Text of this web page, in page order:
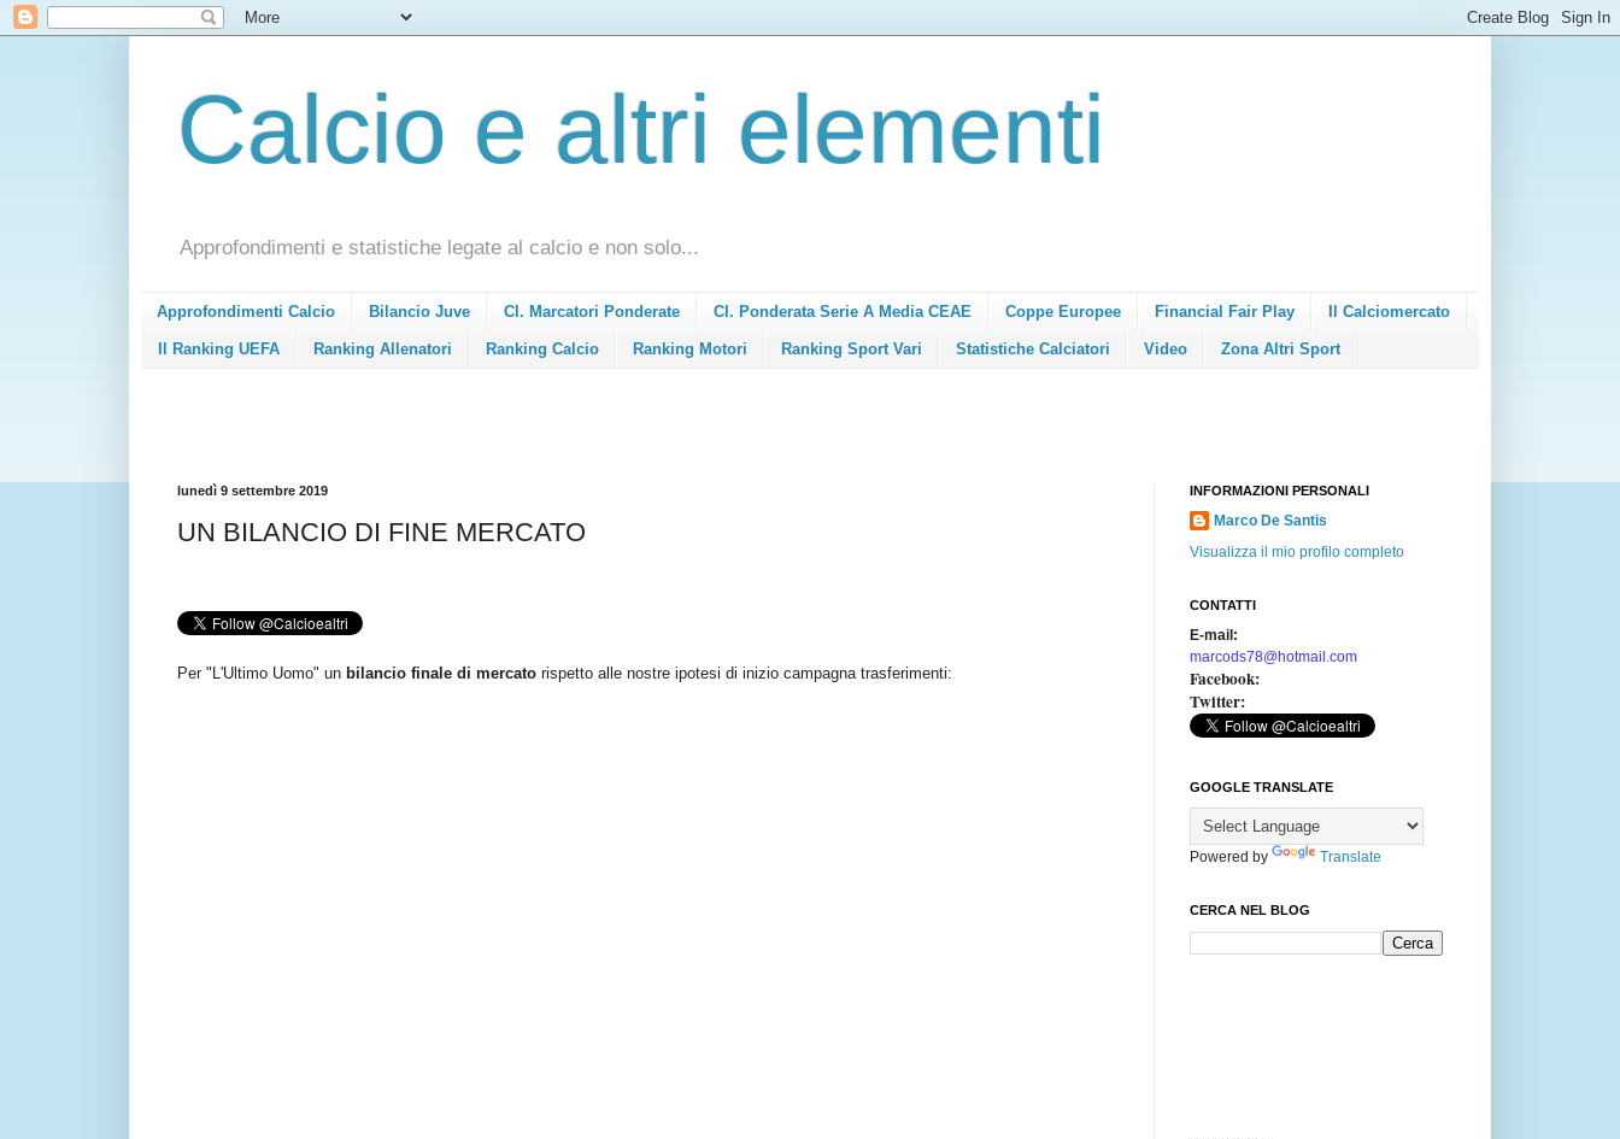
Calcio e altri elementi
Approfondimenti e statistiche legate al calcio e non solo...
Approfondimenti Calcio Bilancio Juve Cl. Marcatori Ponderate Cl. Ponderata Serie A Media CEAE Coppe Europee Financial Fair Play Il Calciomercato
Il Ranking UEFA Ranking Allenatori Ranking Calcio Ranking Motori Ranking Sport Vari Statistiche Calciatori Video Zona Altri Sport
lunedì 9 settembre 2019
UN BILANCIO DI FINE MERCATO
Per "L'Ultimo Uomo" un bilancio finale di mercato rispetto alle nostre ipotesi di inizio campagna trasferimenti:
INFORMAZIONI PERSONALI
Marco De Santis
Visualizza il mio profilo completo
CONTATTI
E-mail:
marcods78@hotmail.com
Facebook:
Twitter:
GOOGLE TRANSLATE
Powered by Translate
CERCA NEL BLOG